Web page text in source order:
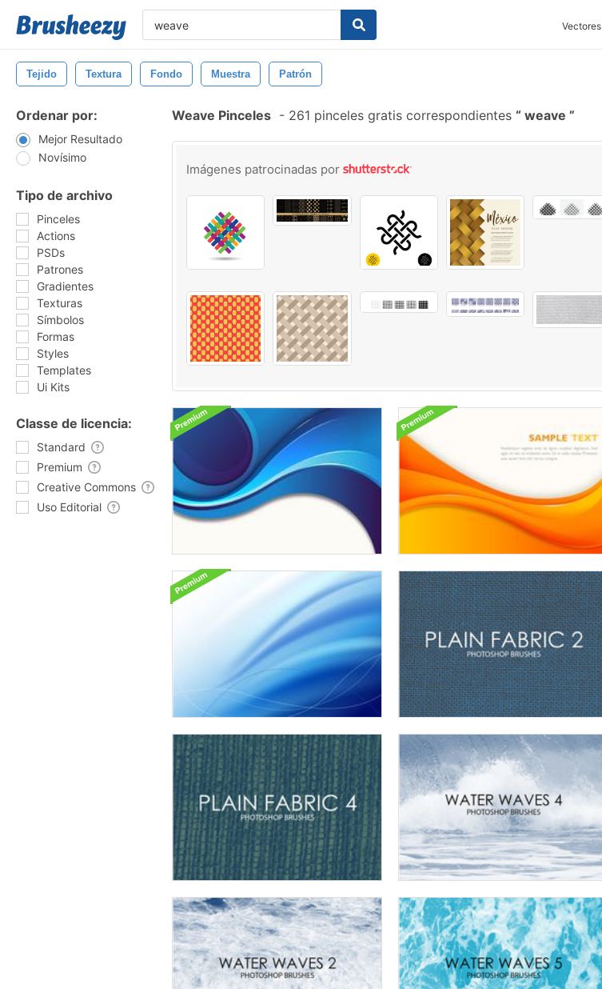
Vectores
Tejido Textura Fondo Muestra Patrón
Ordenar por:
Mejor Resultado
Novísimo
Tipo de archivo
Pinceles
Actions
PSDs
Patrones
Gradientes
Texturas
Símbolos
Formas
Styles
Templates
Ui Kits
Classe de licencia:
Standard
Premium
Creative Commons
Uso Editorial
Weave Pinceles - 261 pinceles gratis correspondientes weave
Imágenes patrocinadas por